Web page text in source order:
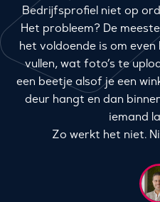
Bedrijfsprofiel niet op
Het probleem? De
het voldoende is om
vullen, wat foto’s te
een beetje alsof je een
deur hangt en dan
iemand
Zo werkt het niet.